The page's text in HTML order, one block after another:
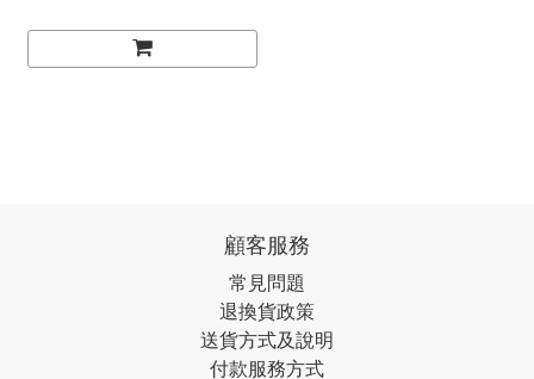
顧客服務
常見問題
退換貨政策
送貨方式及說明
付款服務方式